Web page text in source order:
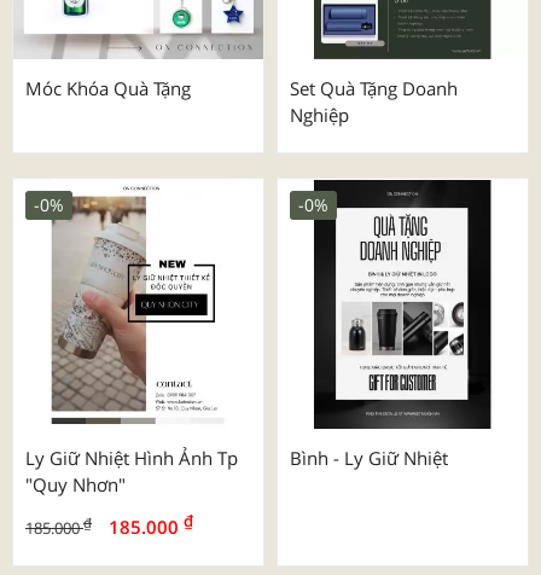
Móc Khóa Quà Tặng
Set Quà Tặng Doanh
Nghiệp
Ly Giữ Nhiệt Hình Ảnh Tp
"quy Nhơn"
185.000₫ 185.000 ₫
-0%
Bình - Ly Giữ Nhiệt
-0%